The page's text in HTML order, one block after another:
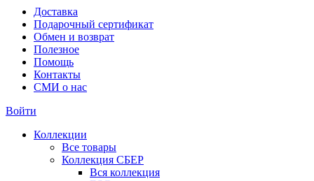
Доставка
Подарочный сертификат
Обмен и возврат
Полезное
Помощь
Контакты
СМИ о нас
Войти
Коллекции
Все товары
Коллекция СБЕР
Вся коллекция